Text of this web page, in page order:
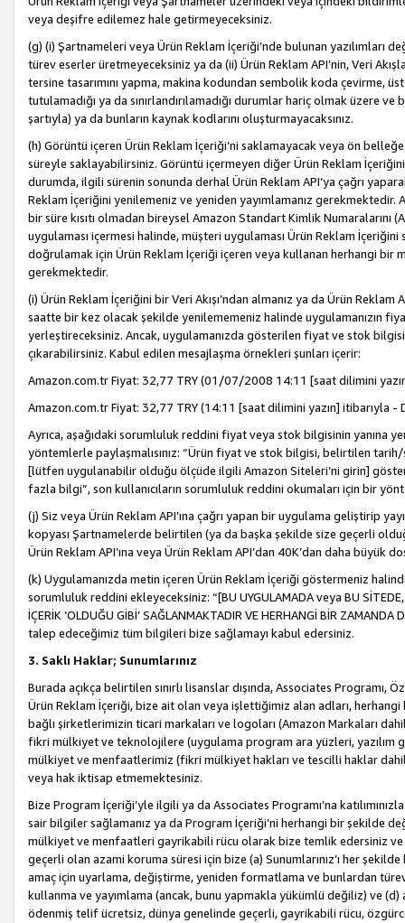
veya deşifre edilemez hale getirmeyeceksiniz.
(g) (i) Şartnameleri veya Ürün Reklam İçeriği’nde bulunan
türev eserler üretmeyeceksiniz ya da (ii) Ürün Reklam API’nin, Veri
tersine tasarımını yapma, makina kodundan sembolik koda çevirme,
tutulamadığı ya da sınırlandırılamadığı durumlar hariç olmak üzere
şartıyla) ya da bunların kaynak kodlarını oluşturmayacaksınız.
(h) Görüntü içeren Ürün Reklam İçeriği’ni saklamayacak veya ön
süreyle saklayabilirsiniz. Görüntü içermeyen diğer Ürün Reklam
durumda, ilgili sürenin sonunda derhal Ürün Reklam API’ya çağrı
Reklam İçeriğini yenilemeniz ve yeniden yayımlamanız gerekmektedir.
bir süre kısıtı olmadan bireysel Amazon Standart Kimlik Numaralarını
uygulaması içermesi halinde, müşteri uygulaması Ürün Reklam
doğrulamak için Ürün Reklam İçeriği içeren veya kullanan herhangi bir
gerekmektedir.
(i) Ürün Reklam İçeriğini bir Veri Akışı’ndan almanız ya da Ürün
saatte bir kez olacak şekilde yenilememeniz halinde uygulamanızın
yerleştireceksiniz. Ancak, uygulamanızda gösterilen fiyat ve stok
çıkarabilirsiniz. Kabul edilen mesajlaşma örnekleri şunları içerir:
Amazon.com.tr Fiyat: 32,77 TRY (01/07/2008 14:11 [saat dilimini
Amazon.com.tr Fiyat: 32,77 TRY (14:11 [saat dilimini yazın] itibarıyla -
Ayrıca, aşağıdaki sorumluluk reddini fiyat veya stok bilgisinin yanına
yöntemlerle paylaşmalısınız: “Ürün fiyat ve stok bilgisi, belirtilen
[lütfen uygulanabilir olduğu ölçüde ilgili Amazon Siteleri’ni girin]
fazla bilgi”, son kullanıcıların sorumluluk reddini okumaları için bir
(j) Siz veya Ürün Reklam API’ına çağrı yapan bir uygulama geliştirip
kopyası Şartnamelerde belirtilen (ya da başka şekilde size geçerli
Ürün Reklam API’ına veya Ürün Reklam API’dan 40K’dan daha büyük
(k) Uygulamanızda metin içeren Ürün Reklam İçeriği göstermeniz
sorumluluk reddini ekleyeceksiniz: “[BU UYGULAMADA veya BU SİTEDE,
İÇERİK ‘OLDUĞU GİBİ’ SAĞLANMAKTADIR VE HERHANGİ BİR
talep edeceğimiz tüm bilgileri bize sağlamayı kabul edersiniz.
3. Saklı Haklar; Sunumlarınız
Burada açıkça belirtilen sınırlı lisanslar dışında, Associates Programı,
Ürün Reklam İçeriği, bize ait olan veya işlettiğimiz alan adları,
bağlı şirketlerimizin ticari markaları ve logoları (Amazon Markaları
fikri mülkiyet ve teknolojilere (uygulama program ara yüzleri,
mülkiyet ve menfaatlerimiz (fikri mülkiyet hakları ve tescilli haklar
veya hak iktisap etmemektesiniz.
Bize Program İçeriği’yle ilgili ya da Associates Programı’na
sair bilgiler sağlamanız ya da Program İçeriği’ni herhangi bir şekilde
mülkiyet ve menfaatleri gayrikabili rücu olarak bize temlik edersiniz ve
geçerli olan azami koruma süresi için bize (a) Sunumlarınız’ı her
amaç için uyarlama, değiştirme, yeniden formatlama ve bunlardan türev
kullanma ve yayımlama (ancak, bunu yapmakla yükümlü değiliz) ve
ödenmiş telif ücretsiz, dünya genelinde geçerli, gayrikabili rücu,